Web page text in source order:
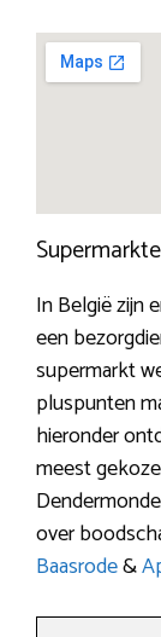
In België zijn
een
supermarkt
pluspunten
hieronder
meest
over
Baasrode&